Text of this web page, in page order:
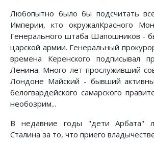
Любопытно было бы подсчитать
Империи, кто окружалКрасного
Генерального штаба Шапошников -
царской армии. Генеральный
времена Керенского подписывал
Ленина. Много лет прослуживший
Лондоне Майский - бывший
белогвардейского самарского
необозрим...
В недавние годы "дети Арбата"
Сталина за то, что приего